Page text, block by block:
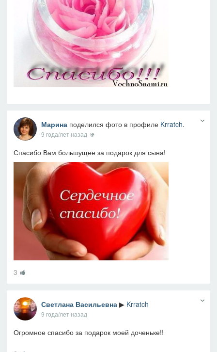
Маринаподелился фото в профиле Krratch.
9 года/лет назад
Спасибо Вам большущее за подарок для сына!
3
Светлана Васильевна ▶ Krratch
9 года/лет назад
Огромное спасибо за подарок моей доченьке!!